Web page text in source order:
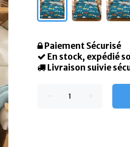
Paiement Sécurisé
En stock, expédié
Livraison suivie